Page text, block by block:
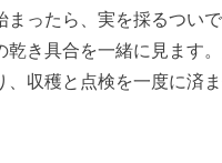
まったら、実を採るつい
乾き具合を一緒に見ます
、収穫と点検を一度に済